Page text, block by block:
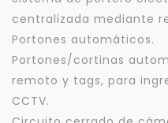
centralizada mediante
Portones automáticos.
Portones/cortinas
remoto y tags, para
CCTV.